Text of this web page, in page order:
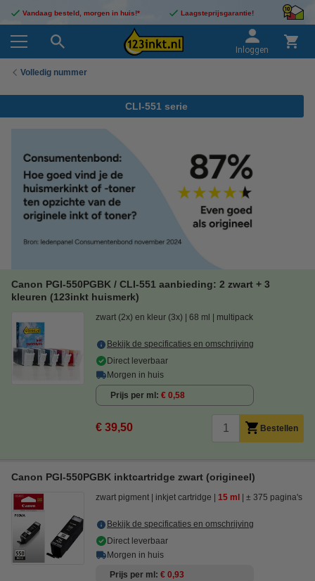
Vandaag besteld, morgen in huis!* Laagsteprijsgarantie!
Inloggen
Volledig nummer
CLI-551 serie
Canon PGI-550PGBK / CLI-551 aanbieding: 2 zwart + 3
kleuren (123inkt huismerk)
zwart (2x) en kleur (3x) 68 ml multipack
Bekijk de specificaties en omschrijving
Direct leverbaar
Morgen in huis
Prijs per ml € 0,58
€ 39,50 Bestellen
Canon PGI-550PGBK inktcartridge zwart (origineel)
zwart pigment inkjet cartridge 15 ml ± 375 pagina's
Bekijk de specificaties en omschrijving
Direct leverbaar
Morgen in huis
Prijs per ml
€ 0,93